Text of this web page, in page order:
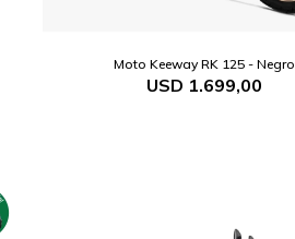
Moto Keeway RK 125 - Negro
USD 1.699,00